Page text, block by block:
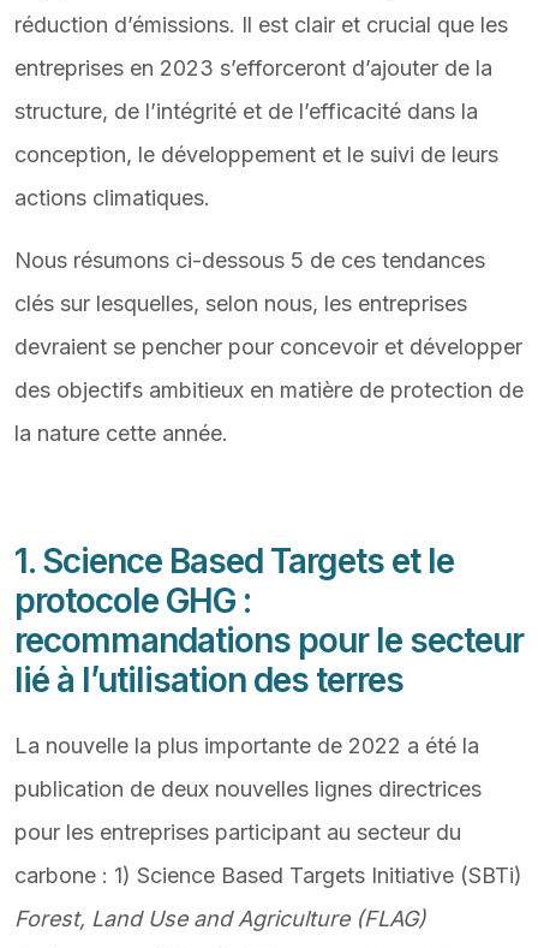
réduction d’émissions. Il est clair et crucial que les
entreprises en 2023 s’efforceront d’ajouter de la
structure, de l’intégrité et de l’efficacité dans la
conception, le développement et le suivi de leurs
actions climatiques.
Nous résumons ci-dessous 5 de ces tendances
clés sur lesquelles, selon nous, les entreprises
devraient se pencher pour concevoir et développer
des objectifs ambitieux en matière de protection de
la nature cette année.
1. Science Based Targets et le
protocole GHG :
recommandations pour le secteur
lié à l’utilisation des terres
La nouvelle la plus importante de 2022 a été la
publication de deux nouvelles lignes directrices
pour les entreprises participant au secteur du
carbone : 1) Science Based Targets Initiative (SBTi)
Forest, Land Use and Agriculture (FLAG)